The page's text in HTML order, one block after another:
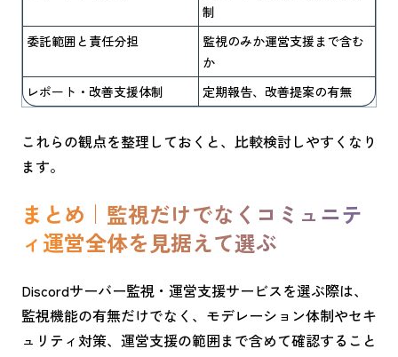
制
委託範囲と責任分担
監視のみか運営支援まで含む
か
レポート・改善支援体制
定期報告、改善提案の有無
これらの観点を整理しておくと、比較検討しやすくなり
ます。
まとめ｜監視だけでなくコミュニテ
ィ運営全体を見据えて選ぶ
Discordサーバー監視・運営支援サービスを選ぶ際は、
監視機能の有無だけでなく、モデレーション体制やセキ
ュリティ対策、運営支援の範囲まで含めて確認すること